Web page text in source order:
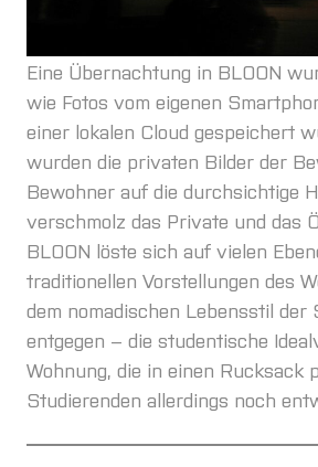
Eine Übernachtung in BLOON
wie Fotos vom eigenen
einer lokalen Cloud gespeichert
wurden die privaten Bilder der
Bewohner auf die durchsichtige
verschmolz das Private und das
BLOON löste sich auf vielen
traditionellen Vorstellungen des
dem nomadischen Lebensstil der
entgegen – die studentische
Wohnung, die in einen Rucksack
Studierenden allerdings noch